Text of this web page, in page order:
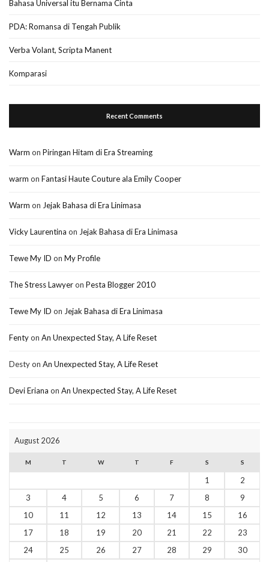
Bahasa Universal itu Bernama Cinta
PDA: Romansa di Tengah Publik
Verba Volant, Scripta Manent
Komparasi
Recent Comments
Warm on Piringan Hitam di Era Streaming
warm on Fantasi Haute Couture ala Emily Cooper
Warm on Jejak Bahasa di Era Linimasa
Vicky Laurentina on Jejak Bahasa di Era Linimasa
Tewe My ID on My Profile
The Stress Lawyeron Pesta Blogger 2010
Tewe My ID on Jejak Bahasa di Era Linimasa
Fentyon An Unexpected Stay, A Life Reset
Destyon An Unexpected Stay, A Life Reset
Devi Eriana on An Unexpected Stay, A Life Reset
August 2026
M T W T F S S
1
2
3
4 5 6 7 8
9
10
11 12 13 14 15
16
17
18 19 20 21 22
23
24
25 26 27 28 29
30